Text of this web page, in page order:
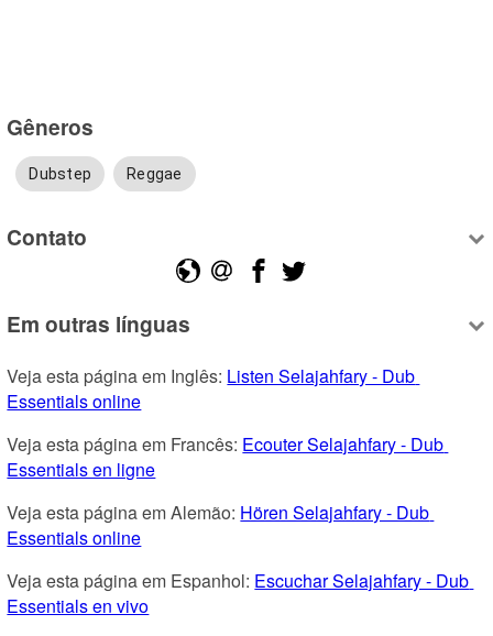
Gêneros
Dubstep Reggae
Contato
Em outras línguas
Veja esta página em Inglês: Listen Selajahfary - Dub
Essentials online
Veja esta página em Francês: Ecouter Selajahfary - Dub
Essentials en ligne
Veja esta página em Alemão: Hören Selajahfary - Dub
Essentials online
Veja esta página em Espanhol: Escuchar Selajahfary - Dub
Essentials en vivo